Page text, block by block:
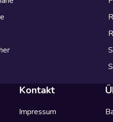
Kontakt
Impressum